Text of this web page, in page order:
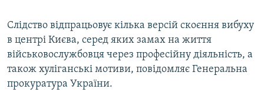
Усі сайти RFE/RL
Слідство відпрацьовує кілька версій скоєння вибуху
в центрі Києва, серед яких замах на життя
військовослужбовця через професійну діяльність, а
також хуліганські мотиви, повідомляє Генеральна
прокуратура України.